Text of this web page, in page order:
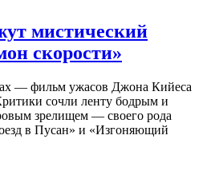
мистический
скорости»
— фильм ужасов Джона Кийеса
сочли ленту бодрым и
зрелищeм — своего рода
в Пусан» и «Изгоняющий